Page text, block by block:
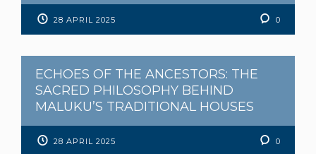
28 APRIL 2025 0
ECHOES OF THE ANCESTORS: THE
SACRED PHILOSOPHY BEHIND
MALUKU’S TRADITIONAL HOUSES
28 APRIL 2025 0